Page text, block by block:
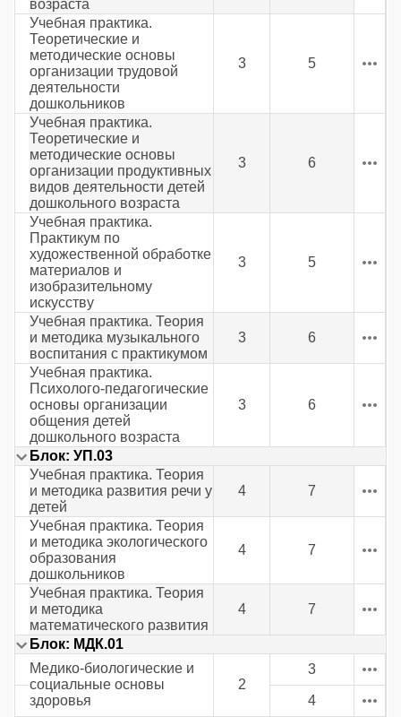
возраста
Учебная практика.
Теоретические и
методические основы
организации трудовой
деятельности
дошкольников
3 5
Учебная практика.
Теоретические и
методические основы
организации продуктивных
видов деятельности детей
дошкольного возраста
3 6
Учебная практика.
Практикум по
художественной обработке
материалов и
изобразительному
искусству
3 5
Учебная практика. Теория
и методика музыкального
воспитания с практикумом
3 6
Учебная практика.
Психолого-педагогические
основы организации
общения детей
дошкольного возраста
3 6
Блок: УП.03
Учебная практика. Теория
и методика развития речи у
детей
4 7
Учебная практика. Теория
и методика экологического
образования
дошкольников
4 7
Учебная практика. Теория
и методика
математического развития
4 7
Блок: МДК.01
Медико-биологические и
социальные основы
здоровья
2
3
4